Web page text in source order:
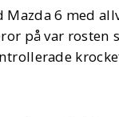
6 med
på var rosten